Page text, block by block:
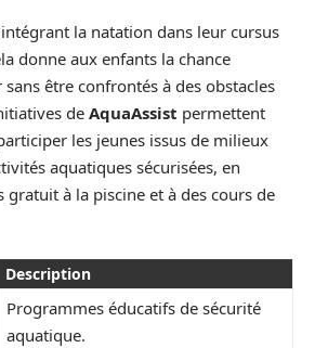
intégrant la natation dans leur cursus
donne aux enfants la chance
sans être confrontés à des obstacles
de AquaAssist permettent
les jeunes issus de milieux
aquatiques sécurisées, en
gratuit à la piscine et à des cours de
Description
Programmes éducatifs de sécurité
aquatique.